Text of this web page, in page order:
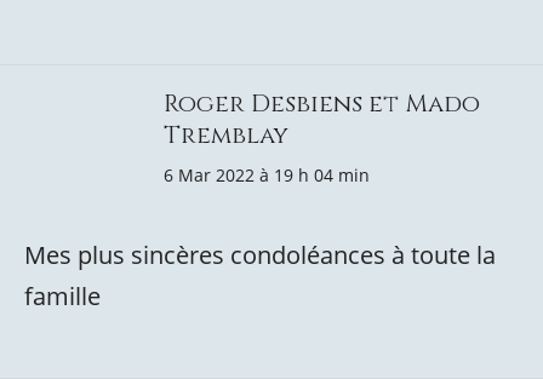
Roger Desbiens et Mado
Tremblay
6 Mar 2022 à 19 h 04 min
Mes plus sincères condoléances à toute la
famille